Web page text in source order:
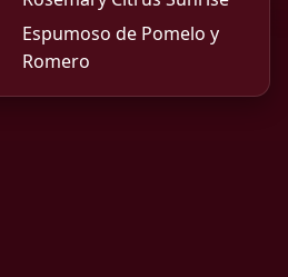
Espumoso de Pomelo y
Romero